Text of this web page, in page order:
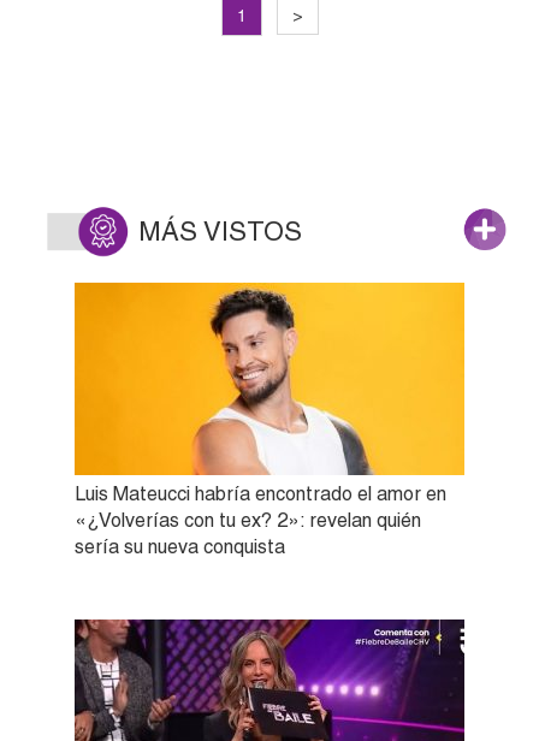
1 >
MÁS VISTOS
Luis Mateucci habría encontrado el amor en
«¿Volverías con tu ex? 2»: revelan quién
sería su nueva conquista